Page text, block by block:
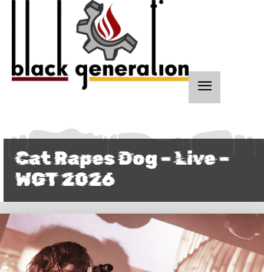
Cat Rapes Dog – Live –
WGT 2026